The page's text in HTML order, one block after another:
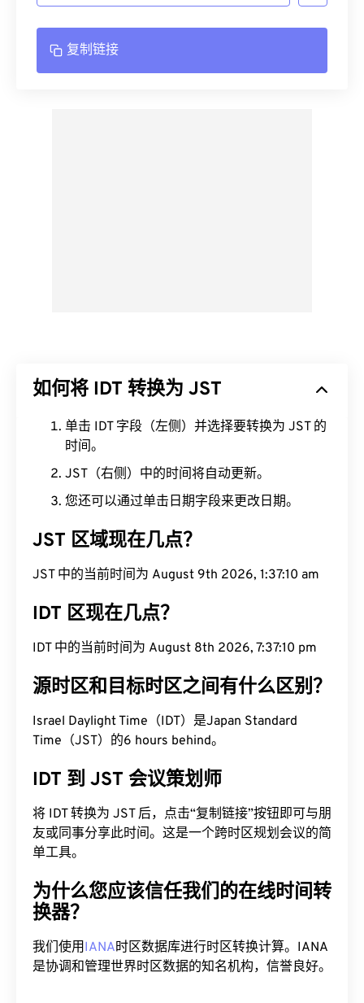
复制链接
如何将 IDT 转换为 JST
单击 IDT 字段（左侧）并选择要转换为 JST 的
时间。
JST（右侧）中的时间将自动更新。
您还可以通过单击日期字段来更改日期。
JST 区域现在几点？
JST 中的当前时间为 August 9th 2026, 1:37:11 am
IDT 区现在几点？
IDT 中的当前时间为 August 8th 2026, 7:37:11 pm
源时区和目标时区之间有什么区别？
Israel Daylight Time（IDT）是Japan Standard
Time（JST）的6 hours behind。
IDT 到 JST 会议策划师
将 IDT 转换为 JST 后，点击“复制链接”按钮即可与朋
友或同事分享此时间。这是一个跨时区规划会议的简
单工具。
为什么您应该信任我们的在线时间转
换器？
我们使用IANA时区数据库进行时区转换计算。IANA
是协调和管理世界时区数据的知名机构，信誉良好。